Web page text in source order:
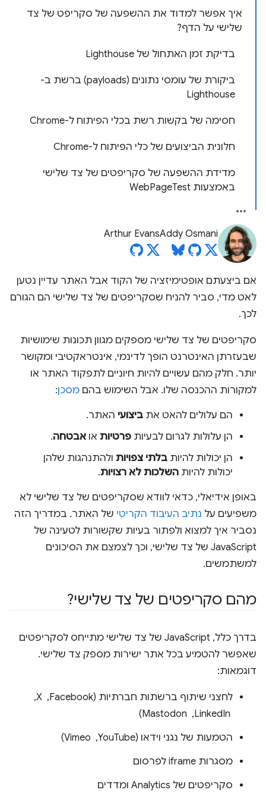
איך אפשר למדוד את ההשפעה של סקריפט של צד
שלישי על הדף?
בדיקת זמן האתחול של Lighthouse
ביקורת של עומסי נתונים (payloads) ברשת ב-
Lighthouse
חסימה של בקשות רשת בכלי הפיתוח ל-Chrome
חלונית הביצועים של כלי הפיתוח ל-Chrome
מדידת ההשפעה של סקריפטים של צד שלישי
באמצעות WebPageTest
Addy Osmani
Arthur Evans
אם ביצעתם אופטימיזציה של הקוד אבל האתר עדיין נטען
לאט מדי, סביר להניח שסקריפטים של צד שלישי הם הגורם
לכך.
סקריפטים של צד שלישי מספקים מגוון תכונות שימושיות
שבעזרתן האינטרנט הופך לדינמי, אינטראקטיבי ומקושר
יותר. חלק מהם עשויים להיות חיוניים לתפקוד האתר או
למקורות ההכנסה שלו. אבל השימוש בהם מסכן:
הם עלולים להאט את ביצועי האתר.
הן עלולות לגרום לבעיות פרטיות או אבטחה.
הן יכולות להיות בלתי צפויות ולהתנהגות שלהן
יכולות להיות השלכות לא רצויות.
באופן אידיאלי, כדאי לוודא שסקריפטים של צד שלישי לא
משפיעים על נתיב העיבוד הקריטי של האתר. במדריך הזה
נסביר איך למצוא ולפתור בעיות שקשורות לטעינה של
JavaScript של צד שלישי, וכך לצמצם את הסיכונים
למשתמשים.
מהם סקריפטים של צד שלישי?
בדרך כלל, JavaScript של צד שלישי מתייחס לסקריפטים
שאפשר להטמיע בכל אתר ישירות מספק צד שלישי.
דוגמאות:
לחצני שיתוף ברשתות חברתיות (Facebook, ‏ X,
הטמעות של נגני וידאו (YouTube, ‏ Vimeo)
מסגרות iframe לפרסום
סקריפטים של Analytics ומדדים